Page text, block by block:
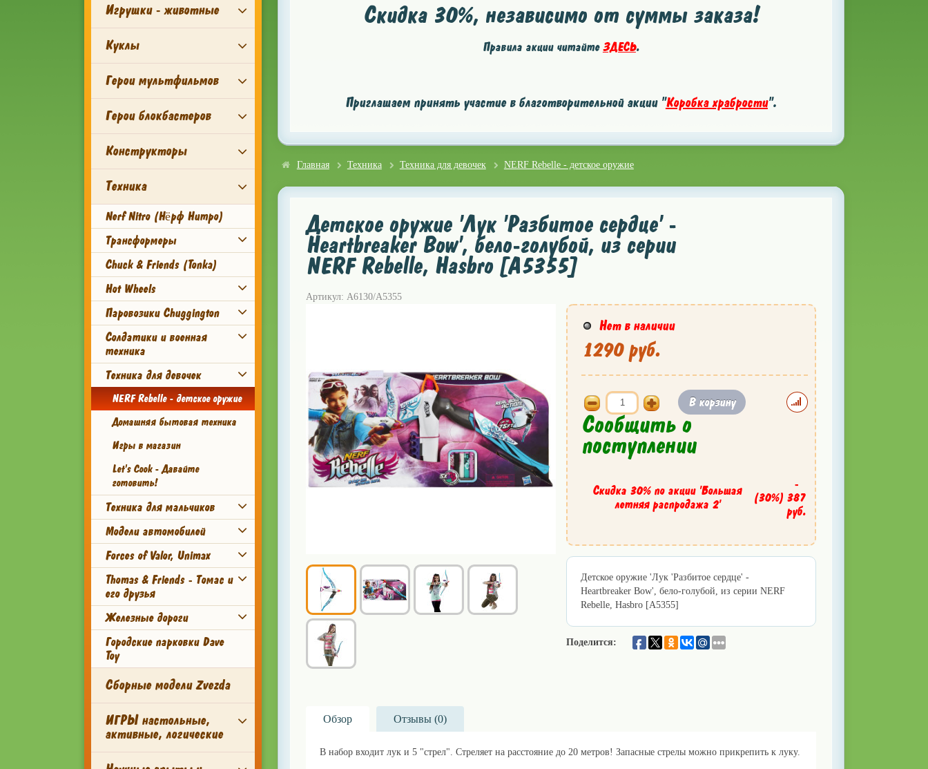
Игрушки - животные
Куклы
Герои мультфильмов
Герои блокбастеров
Конструкторы
Техника
Nerf Nitro (Нёрф Нитро)
Трансформеры
Chuck & Friends (Tonka)
Hot Wheels
Паровозики Chuggington
Солдатики и военная
техника
Техника для девочек
NERF Rebelle - детское оружие
Домашняя бытовая техника
Игры в магазин
Let's Cook - Давайте
готовить!
Техника для мальчиков
Модели автомобилей
Forces of Valor, Unimax
Thomas & Friends - Томас и
его друзья
Железные дороги
Городские парковки Dave
Toy
Сборные модели Zvezda
ИГРЫ настольные,
активные, логические
Скидка 30%, независимо от суммы заказа!
Правила акции читайтеЗДЕСЬ.
Приглашаем принять участие в благотворительной акции "Коробка храбрости".
Главная Техника Техника для девочек NERF Rebelle - детское оружие
Детское оружие 'Лук 'Разбитое сердце' -
Heartbreaker Bow', бело-голубой, из серии
NERF Rebelle, Hasbro [A5355]
Артикул: A6130/A5355
Нет в наличии
1290 руб.
В корзину
Сообщить о
поступлении
Скидка 30% по акции 'Большая
летняя распродажа 2'
(30%)
-
387
руб.
Детское оружие 'Лук 'Разбитое сердце' -
Heartbreaker Bow', бело-голубой, из серии NERF
Rebelle, Hasbro [A5355]
Поделится:
Обзор Отзывы (0)
В набор входит лук и 5 "стрел". Стреляет на расстояние до 20 метров! Запасные стрелы можно прикрепить к луку.